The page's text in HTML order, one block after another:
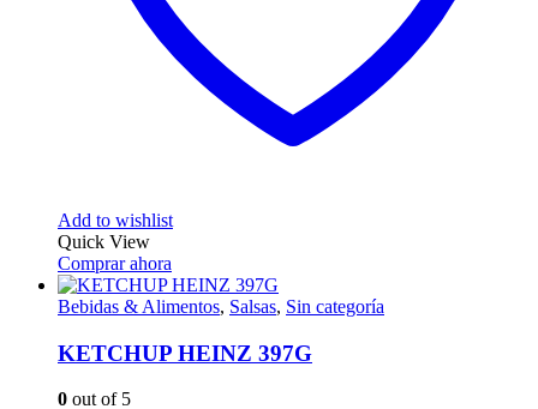
Add to wishlist
Quick View
Comprar ahora
Bebidas & Alimentos, Salsas, Sin categoría
KETCHUP HEINZ 397G
0 out of 5